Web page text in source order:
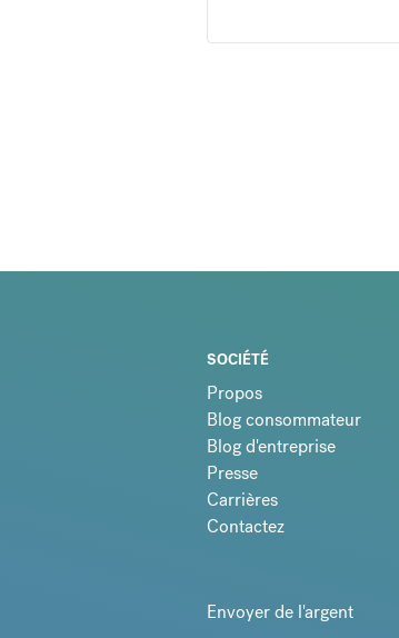
SOCIÉTÉ
Propos
Blog consommateur
Blog d'entreprise
Presse
Carrières
Contactez
Envoyer de l'argent